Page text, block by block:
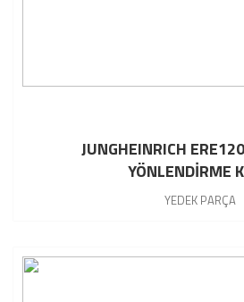
JUNGHEINRICH
YÖNLENDİRME
YEDEK PARÇA